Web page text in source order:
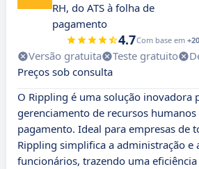
RH, do ATS à folha de
pagamento
4.7Com base em
Versão gratuita Teste gratuito
Preços sob consulta
O Rippling é uma solução inovadora
gerenciamento de recursos
pagamento. Ideal para empresas de
Rippling simplifica a administração e
funcionários, trazendo uma